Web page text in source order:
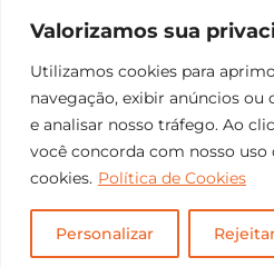
Valorizamos sua
Utilizamos cookies para
navegação, exibir anúncios ou
e analisar nosso tráfego. Ao
você concorda com nosso uso
cookies. Política de Cookies
Personalizar
Confira a Política
© Copyright 2023 - Todos os